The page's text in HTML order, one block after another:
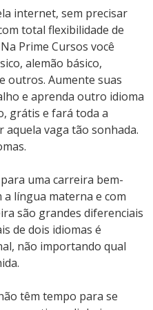
internet, sem precisar
total flexibilidade de
Prime Cursos você
alemão básico,
outros. Aumente suas
e aprenda outro idioma
grátis e fará toda a
vaga tão sonhada.
uma carreira bem-
a língua materna e com
são grandes diferenciais
de dois idiomas é
não importando qual
têm tempo para se